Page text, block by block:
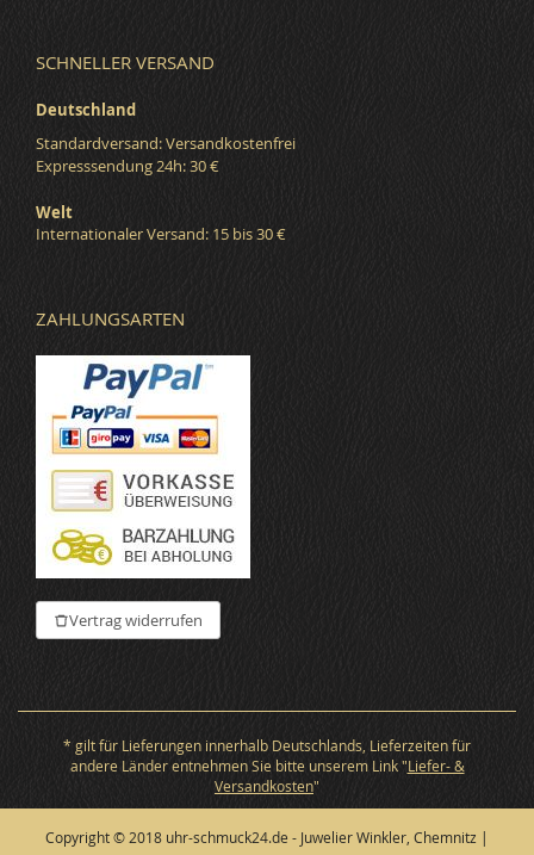
SCHNELLER VERSAND
Deutschland
Standardversand: Versandkostenfrei
Expresssendung 24h: 30 €
Welt
Internationaler Versand: 15 bis 30 €
ZAHLUNGSARTEN
Vertrag widerrufen
* gilt für Lieferungen innerhalb Deutschlands, Lieferzeiten für
andere Länder entnehmen Sie bitte unserem Link "Liefer- &
Versandkosten"
Copyright © 2018 uhr-schmuck24.de - Juwelier Winkler, Chemnitz |